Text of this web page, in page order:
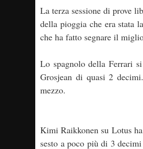
La terza sessione di prove
della pioggia che era stata
che ha fatto segnare il
Lo spagnolo della Ferrari
Grosjean di quasi 2
mezzo.
Kimi Raikkonen su Lotus
sesto a poco più di 3